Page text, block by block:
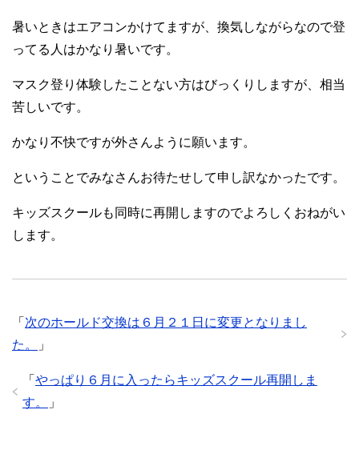
暑いときはエアコンかけてますが、換気しながらなので登
ってる人はかなり暑いです。
マスク登り体験したことない方はびっくりしますが、相当
苦しいです。
かなり不快ですが外さんように願います。
ということでみなさんお待たせして申し訳なかったです。
キッズスクールも同時に再開しますのでよろしくおねがい
します。
「 次のホールド交換は６月２１日に変更となりまし
た。
」
「 やっぱり６月に入ったらキッズスクール再開しま
す。
」